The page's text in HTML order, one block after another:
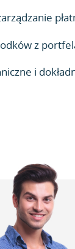
z
i